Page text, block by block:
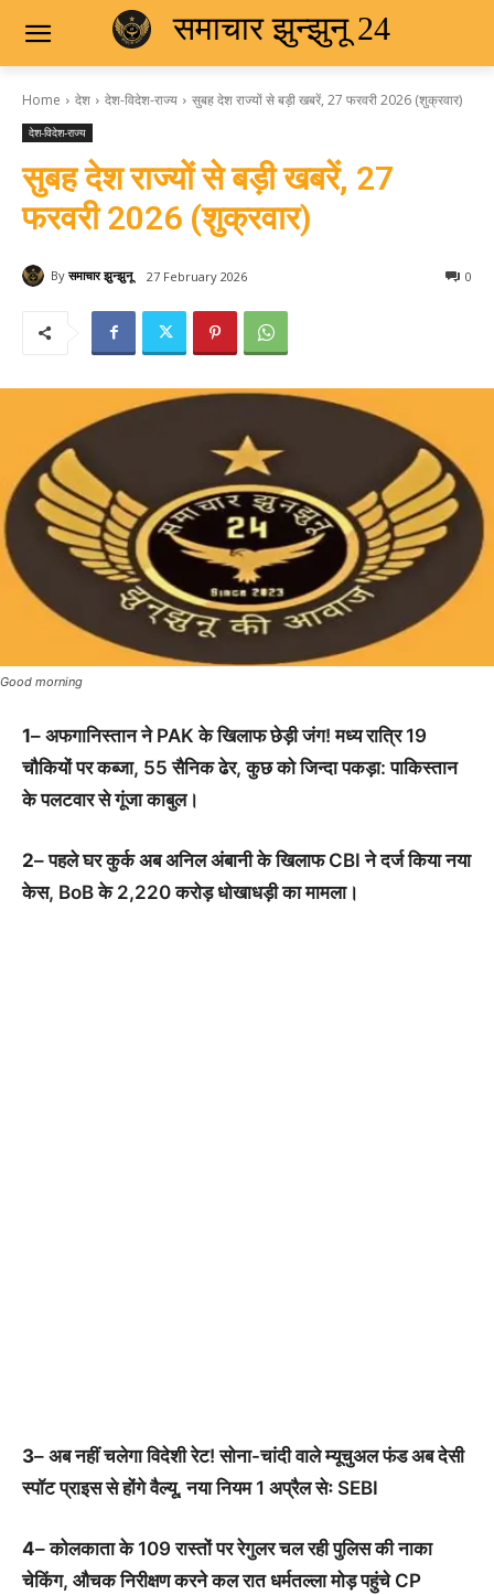
समाचार झुन्झुनू 24
Home देश देश-विदेश-राज्य सुबह देश राज्यों से बड़ी खबरें, 27 फरवरी 2026 (शुक्रवार)
देश-विदेश-राज्य
सुबह देश राज्यों से बड़ी खबरें, 27
फरवरी 2026 (शुक्रवार)
By समाचार झुन्झुनू 27 February 2026 0
Good morning
1– अफगानिस्तान ने PAK के खिलाफ छेड़ी जंग! मध्य रात्रि 19
चौकियों पर कब्जा, 55 सैनिक ढेर, कुछ को जिन्दा पकड़ा: पाकिस्तान
के पलटवार से गूंजा काबुल।
2– पहले घर कुर्क अब अनिल अंबानी के खिलाफ CBI ने दर्ज किया नया
केस, BoB के 2,220 करोड़ धोखाधड़ी का मामला।
3– अब नहीं चलेगा विदेशी रेट! सोना-चांदी वाले म्यूचुअल फंड अब देसी
स्पॉट प्राइस से होंगे वैल्यू, नया नियम 1 अप्रैल सेः SEBI
4– कोलकाता के 109 रास्तों पर रेगुलर चल रही पुलिस की नाका
चेकिंग, औचक निरीक्षण करने कल रात धर्मतल्ला मोड़ पहुंचे CP